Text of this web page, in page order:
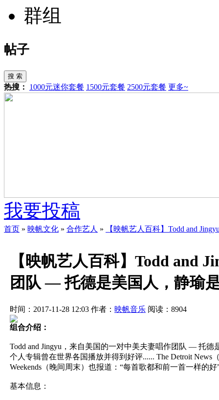
群组
帖子
搜 索
热搜： 1000元迷你套餐 1500元套餐 2500元套餐 更多~
我要投稿
首页 » 映帆文化 » 合作艺人 » 【映帆艺人百科】Todd and
【映帆艺人百科】Todd and
团队 — 托德是美国人，静瑜
时间：2017-11-28 12:03 作者： 映帆音乐 阅读： 8904
组合介绍：
Todd and Jingyu，来自美国的一对中美夫妻唱作团队 — 托
个人专辑曾在世界各国播放并得到好评...... The Detroit News
Weekends（晚间周末）也报道：“每首歌都和前一首一样的
基本信息：